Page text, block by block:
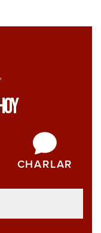
CHARLAR